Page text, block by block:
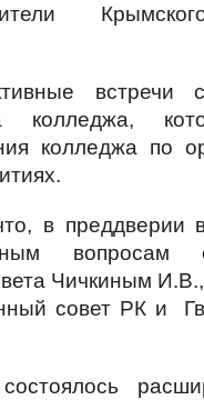
встречи
колледжа,
колледжа по
в преддверии
вопросам
Чичкиным
совет РК и